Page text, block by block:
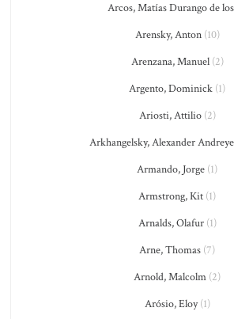
Arcos, Matías Durango de los
Arensky, Anton(10)
Arenzana, Manuel(2)
Argento, Dominick (1)
Ariosti, Attilio(2)
Arkhangelsky, Alexander
Armando, Jorge (1)
Armstrong, Kit (1)
Arnalds, Olafur(1)
Arne, Thomas (7)
Arnold, Malcolm (2)
Arósio, Eloy(1)